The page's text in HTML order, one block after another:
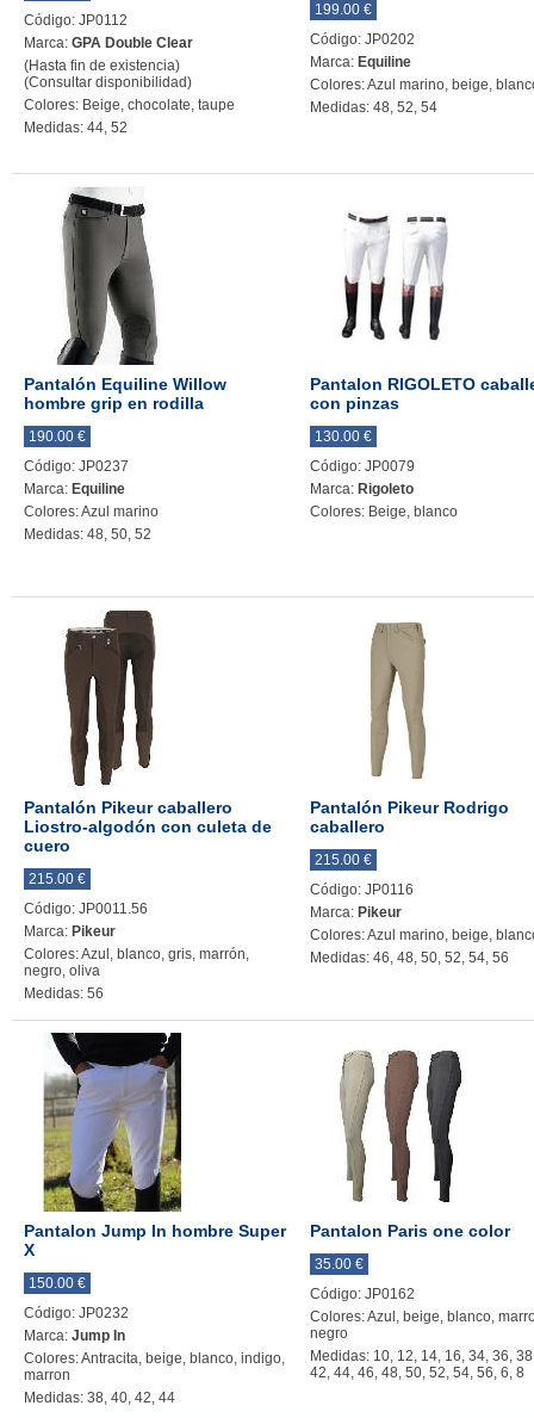
Código: JP0112
Marca: GPA Double Clear
(Hasta fin de existencia)
(Consultar disponibilidad)
Colores: Beige, chocolate, taupe
Medidas: 44, 52
199.00 €
Código: JP0202
Marca: Equiline
Colores: Azul marino, beige,
Medidas: 48, 52, 54
Pantalón Equiline Willow
hombre grip en rodilla
190.00 €
Código: JP0237
Marca: Equiline
Colores: Azul marino
Medidas: 48, 50, 52
Pantalon RIGOLETO
con pinzas
130.00 €
Código: JP0079
Marca: Rigoleto
Colores: Beige, blanco
Pantalón Pikeur caballero
Liostro-algodón con culeta de
cuero
215.00 €
Código: JP0011.56
Marca: Pikeur
Colores: Azul, blanco, gris, marrón,
negro, oliva
Medidas: 56
Pantalón Pikeur Rodrigo
caballero
215.00 €
Código: JP0116
Marca: Pikeur
Colores: Azul marino, beige,
Medidas: 46, 48, 50, 52, 54, 56
Pantalon Jump In hombre Super
X
150.00 €
Código: JP0232
Marca: Jump In
Colores: Antracita, beige, blanco, indigo,
marron
Medidas: 38, 40, 42, 44
Pantalon Paris one color
35.00 €
Código: JP0162
Colores: Azul, beige, blanco,
negro
Medidas: 10, 12, 14, 16, 34, 36,
42, 44, 46, 48, 50, 52, 54, 56, 6, 8